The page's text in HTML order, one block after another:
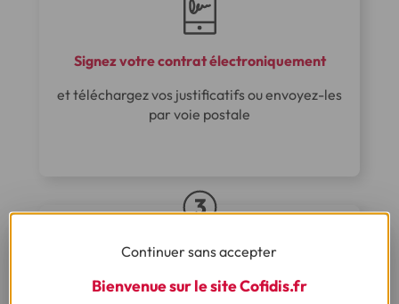
Signez votre contrat électroniquement
et téléchargez vos justificatifs ou envoyez-les
par voie postale
Continuer sans accepter
Bienvenue sur le site Cofidis.fr